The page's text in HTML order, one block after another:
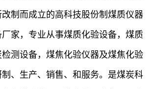
制而成立的高科技股份制煤质仪器
家，专业从事煤质化验设备，煤质
测设备，煤焦化验仪器及煤焦化验
、生产、销售、和服务。是煤炭科